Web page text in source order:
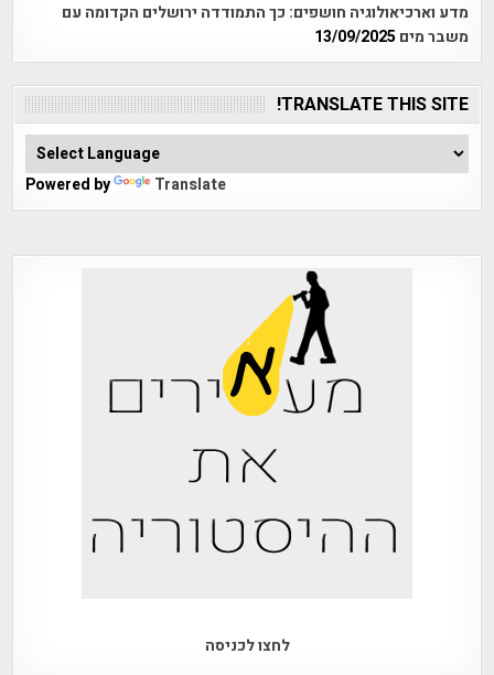
מדע וארכיאולוגיה חושפים: כך התמודדה ירושלים הקדומה עם
משבר מים 13/09/2025
TRANSLATE THIS SITE!
Powered by Translate
לחצו לכניסה